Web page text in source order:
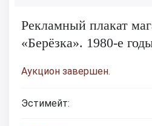
Рекламный плакат
«Берёзка». 1980-е
Аукцион завершен.
Эстимейт: